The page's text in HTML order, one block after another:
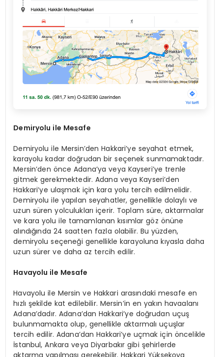
Demiryolu ile Mesafe
Demiryolu ile Mersin’den Hakkari’ye seyahat etmek,
karayolu kadar doğrudan bir seçenek sunmamaktadır.
Mersin’den önce Adana’ya veya Kayseri’ye trenle
gitmek gerekmektedir. Adana veya Kayseri’den
Hakkari’ye ulaşmak için kara yolu tercih edilmelidir.
Demiryolu ile yapılan seyahatler, genellikle dolaylı ve
uzun süren yolculukları içerir. Toplam süre, aktarmalar
ve kara yolu ile tamamlanan kısımlar göz önüne
alındığında 24 saatten fazla olabilir. Bu yüzden,
demiryolu seçeneği genellikle karayoluna kıyasla daha
uzun sürer ve daha az tercih edilir.
Havayolu ile Mesafe
Havayolu ile Mersin ve Hakkari arasındaki mesafe en
hızlı şekilde kat edilebilir. Mersin’in en yakın havaalanı
Adana’dadır. Adana’dan Hakkari’ye doğrudan uçuş
bulunmamakta olup, genellikle aktarmalı uçuşlar
tercih edilir. Adana’dan Hakkari’ye uçmak için öncelikle
İstanbul, Ankara veya Diyarbakır gibi şehirlerde